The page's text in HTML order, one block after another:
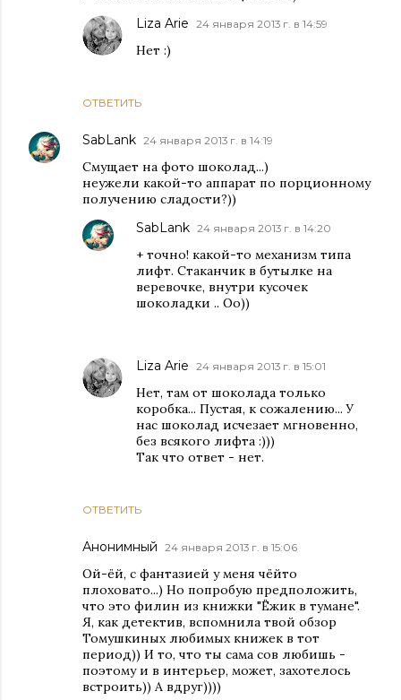
ОТВЕТИТЬ
Liza Arie 24 января 2013 г. в 14:59
Нет :)
SabLank 24 января 2013 г. в 14:19
Смущает на фото шоколад...)
неужели какой-то аппарат по порционному
получению сладости?))
ОТВЕТИТЬ
SabLank 24 января 2013 г. в 14:20
+ точно! какой-то механизм типа
лифт. Стаканчик в бутылке на
веревочке, внутри кусочек
шоколадки .. Оо))
Liza Arie 24 января 2013 г. в 15:01
Нет, там от шоколада только
коробка... Пустая, к сожалению... У
нас шоколад исчезает мгновенно,
без всякого лифта :)))
Так что ответ - нет.
Анонимный 24 января 2013 г. в 15:06
Ой-ёй, с фантазией у меня чёйто
плоховато...) Но попробую предположить,
что это филин из книжки "Ёжик в тумане".
Я, как детектив, вспомнила твой обзор
Томушкиных любимых книжек в тот
период)) И то, что ты сама сов любишь -
поэтому и в интерьер, может, захотелось
встроить)) А вдруг))))